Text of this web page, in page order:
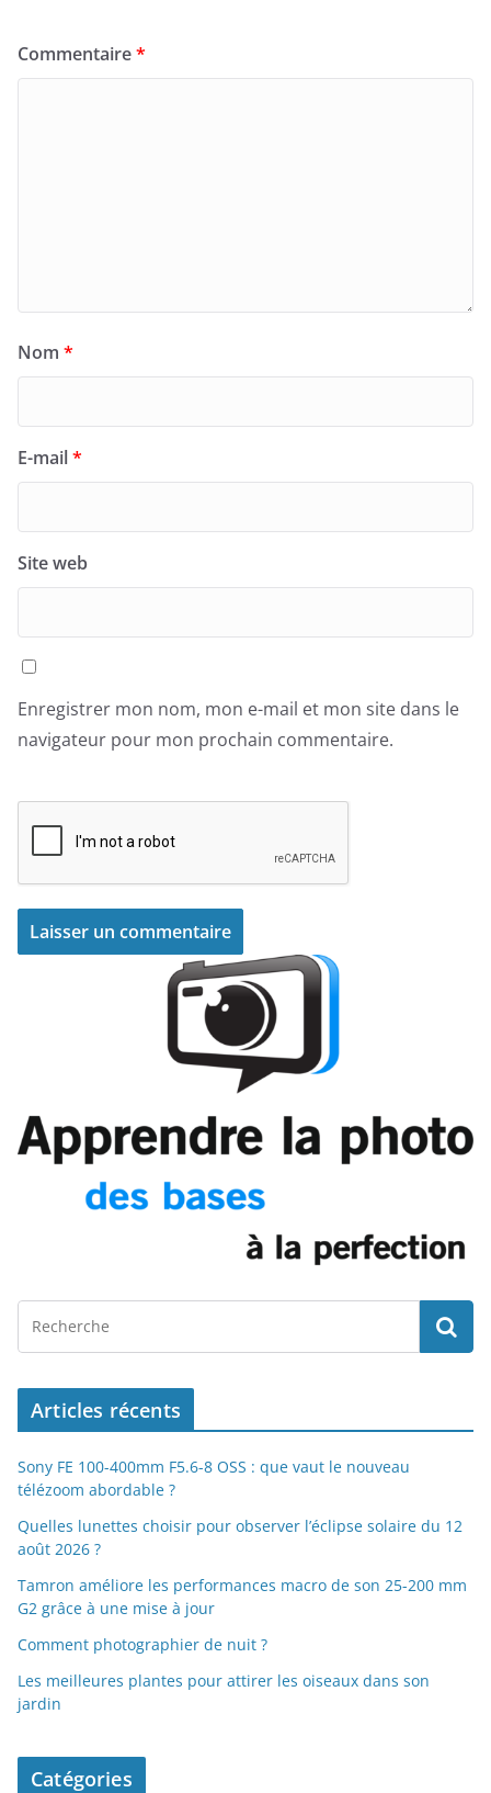
Commentaire*
Nom *
E-mail*
Site web
Enregistrer mon nom, mon e-mail et mon site dans le
navigateur pour mon prochain commentaire.
Articles récents
Sony FE 100-400mm F5.6-8 OSS : que vaut le nouveau
télézoom abordable ?
Quelles lunettes choisir pour observer l’éclipse solaire du 12
août 2026 ?
Tamron améliore les performances macro de son 25-200 mm
G2 grâce à une mise à jour
Comment photographier de nuit ?
Les meilleures plantes pour attirer les oiseaux dans son
jardin
Catégories